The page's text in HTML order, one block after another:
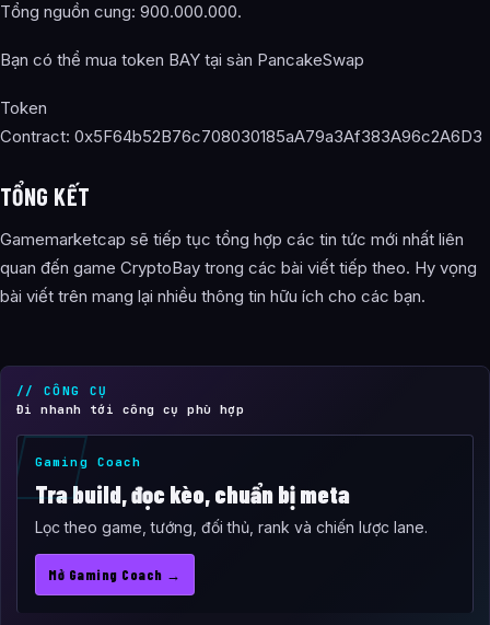
Tổng nguồn cung: 900.000.000.
Bạn có thể mua token BAY tại sàn PancakeSwap
Token
Contract: 0x5F64b52B76c708030185aA79a3Af383A96c2A6D3
TỔNG KẾT
Gamemarketcap sẽ tiếp tục tổng hợp các tin tức mới nhất liên
quan đến game CryptoBay trong các bài viết tiếp theo. Hy vọng
bài viết trên mang lại nhiều thông tin hữu ích cho các bạn.
// CÔNG CỤ
Đi nhanh tới công cụ phù hợp
Gaming Coach
Tra build, đọc kèo, chuẩn bị meta
Lọc theo game, tướng, đối thủ, rank và chiến lược lane.
Mở Gaming Coach →